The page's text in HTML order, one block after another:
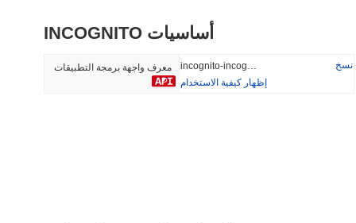
#361 INCOGNITO أساسيات
معرف واجهة برمجة التطبيقات
نسخ
إظهار كيفية الاستخدام